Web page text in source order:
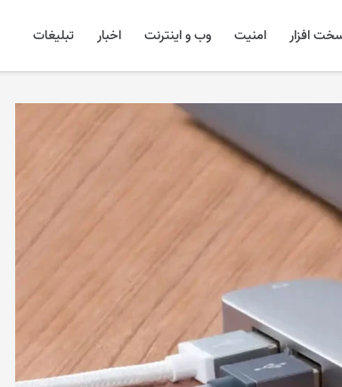
افزار امنیت وب و اینترنت اخبار تبلیغات